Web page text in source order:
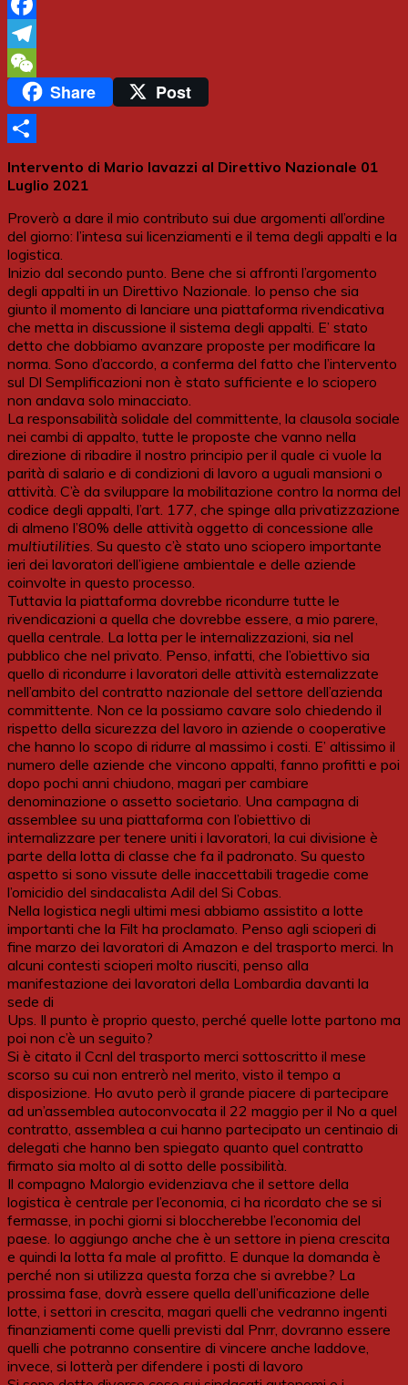
Evernote
Facebook
Telegram
WeChatShare Post
Share
Intervento di Mario Iavazzi al Direttivo Nazionale 01
Luglio 2021
Proverò a dare il mio contributo sui due argomenti all’ordine
del giorno: l’intesa sui licenziamenti e il tema degli appalti e la
logistica.
Inizio dal secondo punto. Bene che si affronti l’argomento
degli appalti in un Direttivo Nazionale. Io penso che sia
giunto il momento di lanciare una piattaforma rivendicativa
che metta in discussione il sistema degli appalti. E’ stato
detto che dobbiamo avanzare proposte per modificare la
norma. Sono d’accordo, a conferma del fatto che l’intervento
sul Dl Semplificazioni non è stato sufficiente e lo sciopero
non andava solo minacciato.
La responsabilità solidale del committente, la clausola sociale
nei cambi di appalto, tutte le proposte che vanno nella
direzione di ribadire il nostro principio per il quale ci vuole la
parità di salario e di condizioni di lavoro a uguali mansioni o
attività. C’è da sviluppare la mobilitazione contro la norma del
codice degli appalti, l’art. 177, che spinge alla privatizzazione
di almeno l’80% delle attività oggetto di concessione alle
multiutilities. Su questo c’è stato uno sciopero importante
ieri dei lavoratori dell’igiene ambientale e delle aziende
coinvolte in questo processo.
Tuttavia la piattaforma dovrebbe ricondurre tutte le
rivendicazioni a quella che dovrebbe essere, a mio parere,
quella centrale. La lotta per le internalizzazioni, sia nel
pubblico che nel privato. Penso, infatti, che l’obiettivo sia
quello di ricondurre i lavoratori delle attività esternalizzate
nell’ambito del contratto nazionale del settore dell’azienda
committente. Non ce la possiamo cavare solo chiedendo il
rispetto della sicurezza del lavoro in aziende o cooperative
che hanno lo scopo di ridurre al massimo i costi. E’ altissimo il
numero delle aziende che vincono appalti, fanno profitti e poi
dopo pochi anni chiudono, magari per cambiare
denominazione o assetto societario. Una campagna di
assemblee su una piattaforma con l’obiettivo di
internalizzare per tenere uniti i lavoratori, la cui divisione è
parte della lotta di classe che fa il padronato. Su questo
aspetto si sono vissute delle inaccettabili tragedie come
l’omicidio del sindacalista Adil del Si Cobas.
Nella logistica negli ultimi mesi abbiamo assistito a lotte
importanti che la Filt ha proclamato. Penso agli scioperi di
fine marzo dei lavoratori di Amazon e del trasporto merci. In
alcuni contesti scioperi molto riusciti, penso alla
manifestazione dei lavoratori della Lombardia davanti la
sede di
Ups. Il punto è proprio questo, perché quelle lotte partono ma
poi non c’è un seguito?
Si è citato il Ccnl del trasporto merci sottoscritto il mese
scorso su cui non entrerò nel merito, visto il tempo a
disposizione. Ho avuto però il grande piacere di partecipare
ad un’assemblea autoconvocata il 22 maggio per il No a quel
contratto, assemblea a cui hanno partecipato un centinaio di
delegati che hanno ben spiegato quanto quel contratto
firmato sia molto al di sotto delle possibilità.
Il compagno Malorgio evidenziava che il settore della
logistica è centrale per l’economia, ci ha ricordato che se si
fermasse, in pochi giorni si bloccherebbe l’economia del
paese. Io aggiungo anche che è un settore in piena crescita
e quindi la lotta fa male al profitto. E dunque la domanda è
perché non si utilizza questa forza che si avrebbe? La
prossima fase, dovrà essere quella dell’unificazione delle
lotte, i settori in crescita, magari quelli che vedranno ingenti
finanziamenti come quelli previsti dal Pnrr, dovranno essere
quelli che potranno consentire di vincere anche laddove,
invece, si lotterà per difendere i posti di lavoro